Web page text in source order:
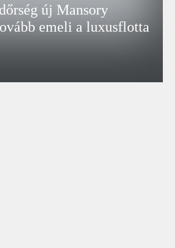
új Mansory
emeli a luxusflotta